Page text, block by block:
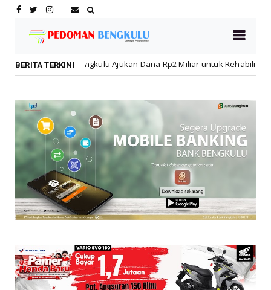
BERITA TERKINI
Dana Rp2 Miliar untuk Rehabilitasi SMPN 19 Pascakebakaran